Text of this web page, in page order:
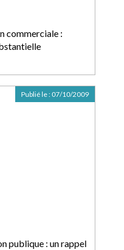
commerciale :
publique : un rappel
Publié le : 07/10/2009